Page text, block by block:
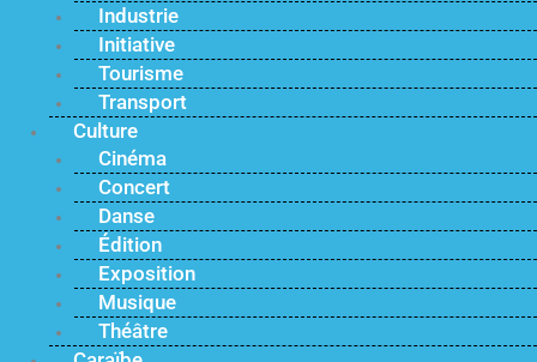
Industrie
Initiative
Tourisme
Transport
Culture
Cinéma
Concert
Danse
Édition
Exposition
Musique
Théâtre